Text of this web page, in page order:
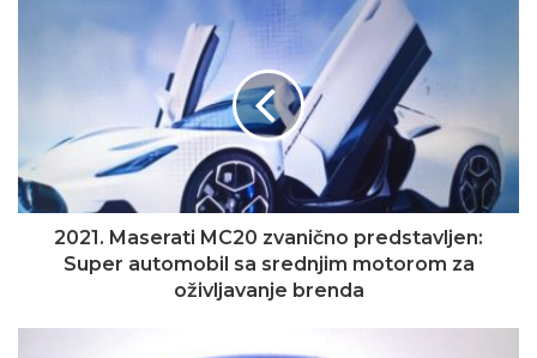
2021. Maserati MC20 zvanično predstavljen:
Super automobil sa srednjim motorom za
oživljavanje brenda